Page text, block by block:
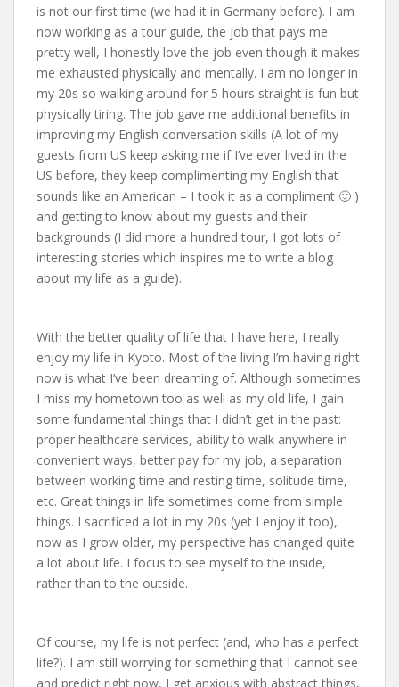
is not our first time (we had it in Germany before). I am
now working as a tour guide, the job that pays me
pretty well, I honestly love the job even though it makes
me exhausted physically and mentally. I am no longer in
my 20s so walking around for 5 hours straight is fun but
physically tiring. The job gave me additional benefits in
improving my English conversation skills (A lot of my
guests from US keep asking me if I’ve ever lived in the
US before, they keep complimenting my English that
sounds like an American – I took it as a compliment 🙂 )
and getting to know about my guests and their
backgrounds (I did more a hundred tour, I got lots of
interesting stories which inspires me to write a blog
about my life as a guide).
With the better quality of life that I have here, I really
enjoy my life in Kyoto. Most of the living I’m having right
now is what I’ve been dreaming of. Although sometimes
I miss my hometown too as well as my old life, I gain
some fundamental things that I didn’t get in the past:
proper healthcare services, ability to walk anywhere in
convenient ways, better pay for my job, a separation
between working time and resting time, solitude time,
etc. Great things in life sometimes come from simple
things. I sacrificed a lot in my 20s (yet I enjoy it too),
now as I grow older, my perspective has changed quite
a lot about life. I focus to see myself to the inside,
rather than to the outside.
Of course, my life is not perfect (and, who has a perfect
life?). I am still worrying for something that I cannot see
and predict right now, I get anxious with abstract things,